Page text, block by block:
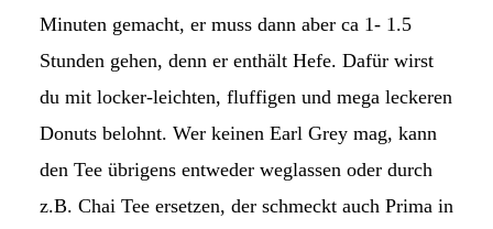
Minuten gemacht, er muss dann aber ca 1- 1.5
Stunden gehen, denn er enthält Hefe. Dafür wirst
du mit locker-leichten, fluffigen und mega leckeren
Donuts belohnt. Wer keinen Earl Grey mag, kann
den Tee übrigens entweder weglassen oder durch
z.B. Chai Tee ersetzen, der schmeckt auch Prima in